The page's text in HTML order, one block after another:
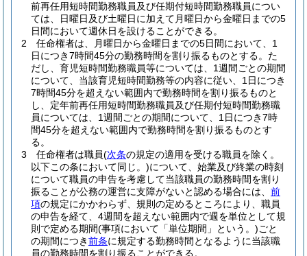
前再任用短時間勤務職員及び任期付短時間勤務職員につい
ては、日曜日及び土曜日に加えて月曜日から金曜日までの5
日間において週休日を設けることができる。
2
任命権者は、月曜日から金曜日までの5日間において、1
日につき7時間45分の勤務時間を割り振るものとする。 た
だし、育児短時間勤務職員等については、1週間ごとの期間
について、当該育児短時間勤務等の内容に従い、1日につき
7時間45分を超えない範囲内で勤務時間を割り振るものと
し、定年前再任用短時間勤務職員及び任期付短時間勤務職
員については、1週間ごとの期間について、1日につき7時
間45分を超えない範囲内で勤務時間を割り振るものとす
る。
3
任命権者は職員(次条の規定の適用を受ける職員を除く。
以下この条において同じ。)について、始業及び終業の時刻
について職員の申告を考慮して当該職員の勤務時間を割り
振ることが公務の運営に支障がないと認める場合には、 前
項の規定にかかわらず、規則の定めるところにより、職員
の申告を経て、4週間を超えない範囲内で週を単位として規
則で定める期間(事項において「単位期間」という。)ごと
の期間につき前条に規定する勤務時間となるように当該職
員の勤務時間を割り振ることができる。